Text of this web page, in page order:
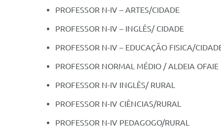
PROFESSOR N-IV – ARTES/CIDADE
PROFESSOR N-IV – INGLÊS/ CIDADE
PROFESSOR N-IV – EDUCAÇÃO FISICA/
PROFESSOR NORMAL MÉDIO / ALDEIA OFAIE
PROFESSOR N-IV INGLÊS/ RURAL
PROFESSOR N-IV CIÊNCIAS/RURAL
PROFESSOR N-IV PEDAGOGO/RURAL